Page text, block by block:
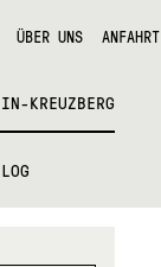
KREUZBERG
ÜBER UNS ANFAHRT